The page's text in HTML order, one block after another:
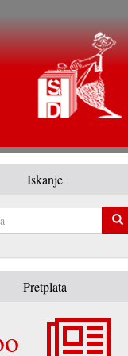
Iskanje
Pretplata